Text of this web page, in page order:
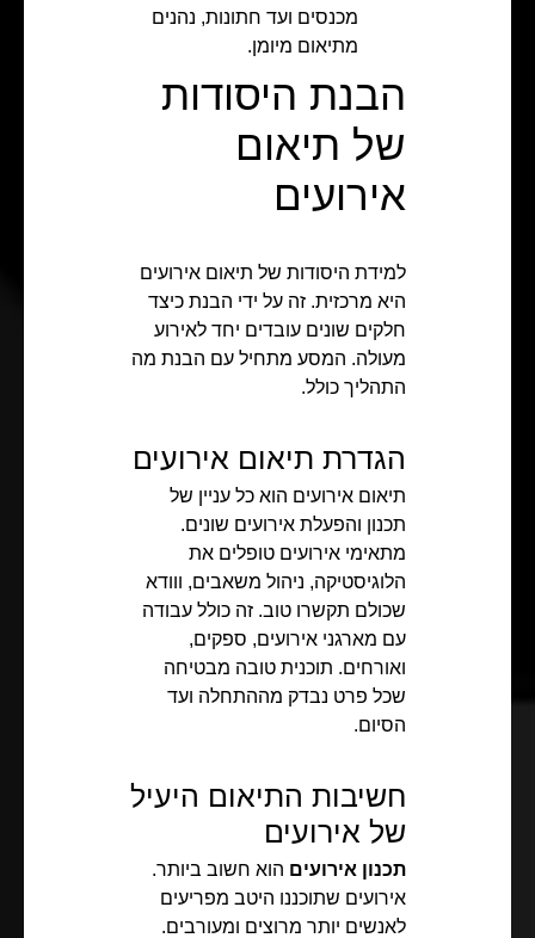
מכנסים ועד חתונות, נהנים
מתיאום מיומן.
הבנת היסודות
של תיאום
אירועים
למידת היסודות של תיאום אירועים
היא מרכזית. זה על ידי הבנת כיצד
חלקים שונים עובדים יחד לאירוע
מעולה. המסע מתחיל עם הבנת מה
התהליך כולל.
הגדרת תיאום אירועים
תיאום אירועים הוא כל עניין של
תכנון והפעלת אירועים שונים.
מתאימי אירועים טופלים את
הלוגיסטיקה, ניהול משאבים, ווודא
שכולם תקשרו טוב. זה כולל עבודה
עם מארגני אירועים, ספקים,
ואורחים. תוכנית טובה מבטיחה
שכל פרט נבדק מההתחלה ועד
הסיום.
חשיבות התיאום היעיל
של אירועים
תכנון אירועים הוא חשוב ביותר.
אירועים שתוכננו היטב מפריעים
לאנשים יותר מרוצים ומעורבים.